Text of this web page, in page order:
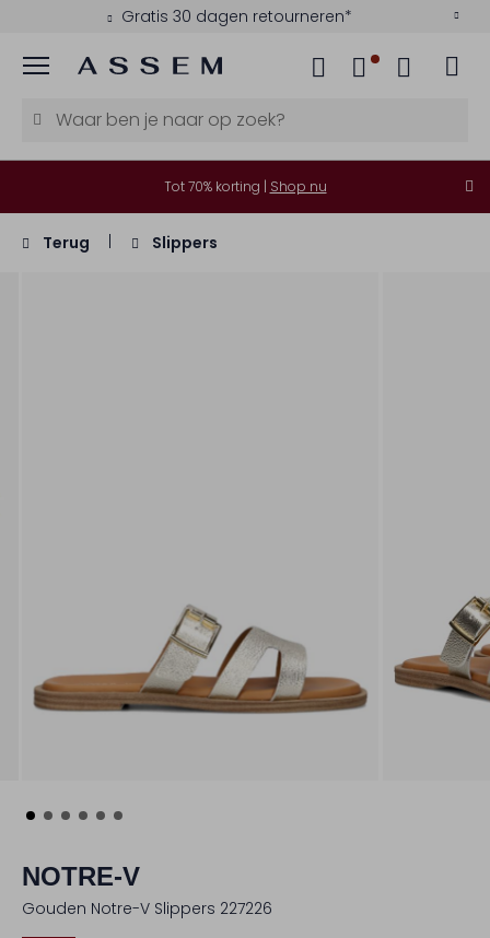
Gratis 30 dagen retourneren*
Menu
Tot 70% korting | Shop nu
Terug Slippers
NOTRE-V
Gouden Notre-V Slippers 227226